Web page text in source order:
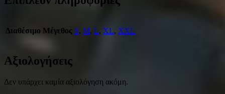
Διαθέσιμο Μέγεθος S, M, L, XL, XXL
Αξιολογήσεις
Δεν υπάρχει καμία αξιολόγηση ακόμη.